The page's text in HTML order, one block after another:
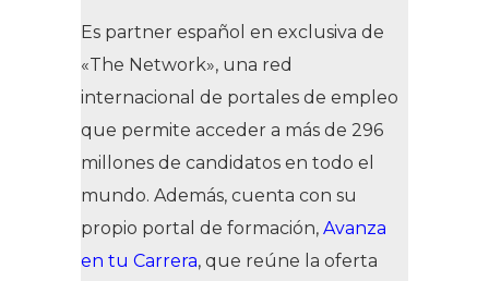
Es partner español en exclusiva de
«The Network», una red
internacional de portales de empleo
que permite acceder a más de 296
millones de candidatos en todo el
mundo. Además, cuenta con su
propio portal de formación, Avanza
en tu Carrera, que reúne la oferta